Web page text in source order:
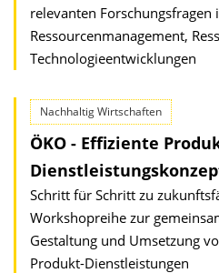
relevanten
Ressourcenmanagement,
Technologieentwicklungen
Nachhaltig Wirtschaften
ÖKO - Effiziente
Schritt für Schritt zu
Workshopreihe zur
Gestaltung und Umsetzung
Produkt-Dienstleistungen